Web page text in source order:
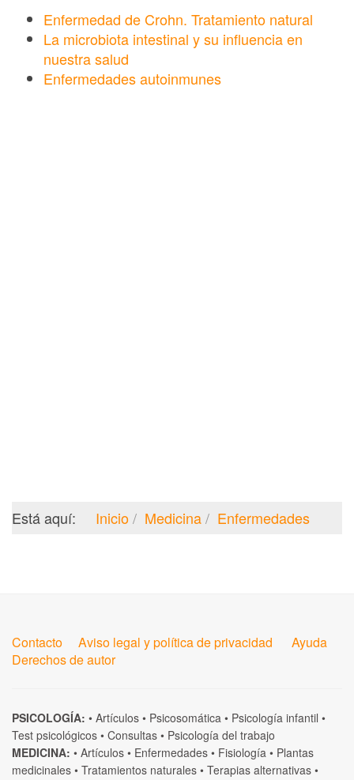
Enfermedad de Crohn. Tratamiento natural
La microbiota intestinal y su influencia en
nuestra salud
Enfermedades autoinmunes
Está aquí: Inicio Medicina Enfermedades
Contacto Aviso legal y política de privacidad
Ayuda
Derechos de autor
PSICOLOGÍA: • Artículos • Psicosomática • Psicología infantil •
Test psicológicos • Consultas • Psicología del trabajo
MEDICINA: • Artículos • Enfermedades • Fisiología • Plantas
medicinales • Tratamientos naturales • Terapias alternativas •